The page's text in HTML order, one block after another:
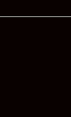
Frete Grátis
Prazos de